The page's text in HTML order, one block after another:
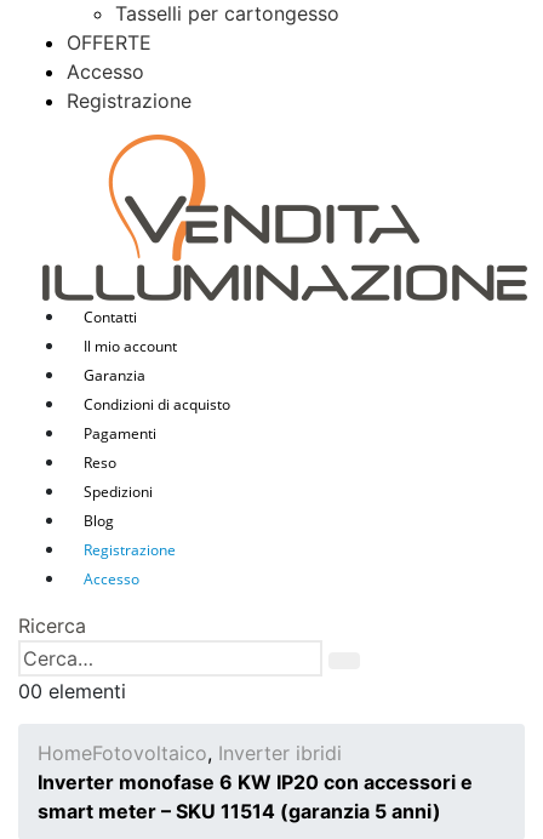
Tasselli per cartongesso
OFFERTE
Accesso
Registrazione
Contatti
Il mio account
Garanzia
Condizioni di acquisto
Pagamenti
Reso
Spedizioni
Blog
Registrazione
Accesso
Ricerca
00 elementi
HomeFotovoltaico, Inverter ibridi
Inverter monofase 6 KW IP20 con accessori e
smart meter – SKU 11514 (garanzia 5 anni)